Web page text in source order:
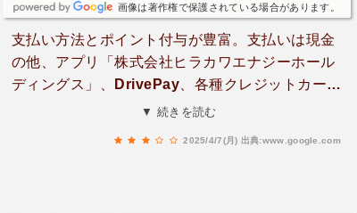
画像は著作権で保護されている場合があります。
支払い方法とポイント付与が豊富。支払いは現金
の他、アプリ「株式会社ヒラカワエナジーホール
ディングス」、DrivePay、各種クレジットカー
ド、楽天Edy、QUICPay、iD、Apple Pay、ペイ
▼ 続きを読む
2025/4/7(月) 出典:www.google.com